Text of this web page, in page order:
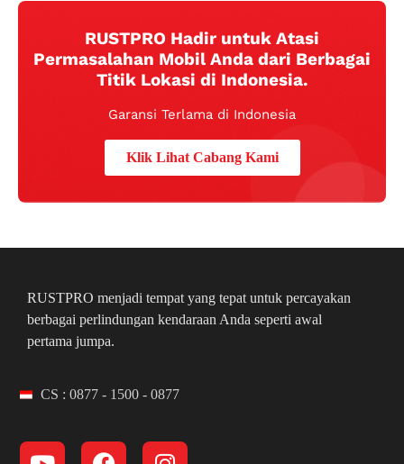
RUSTPRO Hadir untuk Atasi
Permasalahan Mobil Anda dari Berbagai
Titik Lokasi di Indonesia.
Garansi Terlama di Indonesia
Klik Lihat Cabang Kami
RUSTPRO menjadi tempat yang tepat untuk percayakan
berbagai perlindungan kendaraan Anda seperti awal
pertama jumpa.
CS : 0877 - 1500 - 0877